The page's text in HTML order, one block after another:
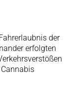
der
erfolgten